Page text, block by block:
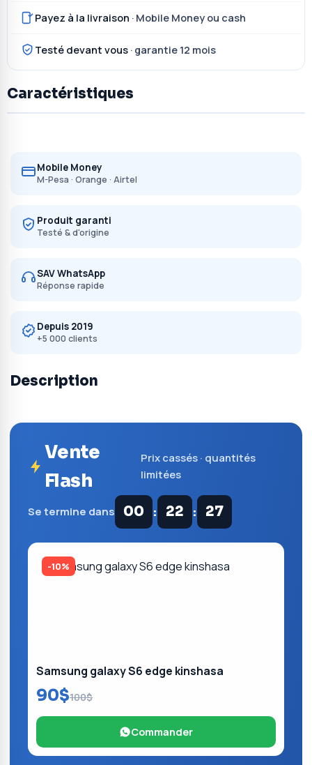
Payez à la livraison · Mobile Money ou cash
Testé devant vous · garantie 12 mois
Caractéristiques
Mobile Money
M-Pesa · Orange · Airtel
Produit garanti
Testé & d'origine
SAV WhatsApp
Réponse rapide
Depuis 2019
+5 000 clients
Description
Vente
Flash
Prix cassés · quantités
limitées
Se termine dans 00 : 22 : 27
-10%
Samsung galaxy S6 edge kinshasa
90$100$
Commander